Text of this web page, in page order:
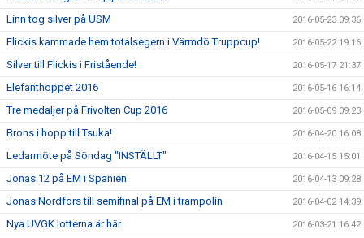
Linn tog silver på USM 2016-05-23 09:36
Flickis kammade hem totalsegern i Värmdö Truppcup! 2016-05-22 19:16
Silver till Flickis i Fristående! 2016-05-17 21:37
Elefanthoppet 2016 2016-05-16 16:14
Tre medaljer på Frivolten Cup 2016 2016-05-09 09:23
Brons i hopp till Tsuka! 2016-04-20 16:08
Ledarmöte på Söndag "INSTÄLLT" 2016-04-15 15:01
Jonas 12 på EM i Spanien 2016-04-13 09:28
Jonas Nordfors till semifinal på EM i trampolin 2016-04-02 14:39
Nya UVGK lotterna är här 2016-03-21 16:42